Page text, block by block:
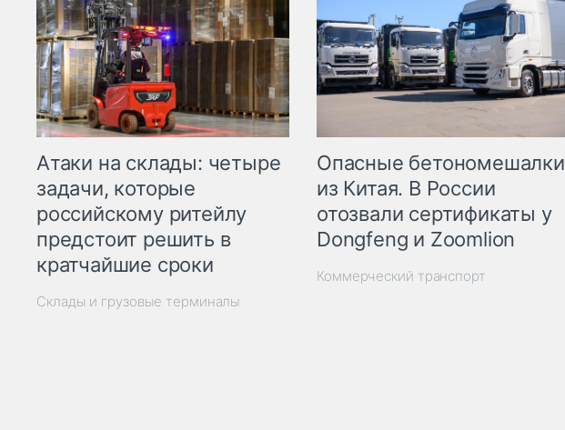
Атаки на склады: четыре
задачи, которые
российскому ритейлу
предстоит решить в
кратчайшие сроки
Склады и грузовые терминалы
Опасные бетономешалки
из Китая. В России
отозвали сертификаты у
Dongfeng и Zoomlion
Коммерческий транспорт